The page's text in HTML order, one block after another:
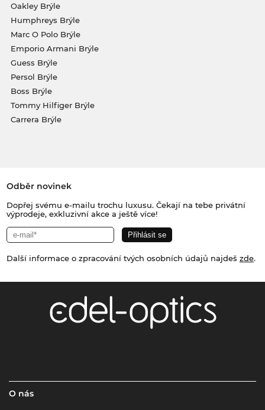
Oakley Brýle
Humphreys Brýle
Marc O Polo Brýle
Emporio Armani Brýle
Guess Brýle
Persol Brýle
Boss Brýle
Tommy Hilfiger Brýle
Carrera Brýle
Odběr novinek
Dopřej svému e-mailu trochu luxusu. Čekají na tebe privátní
výprodeje, exkluzivní akce a ještě více!
Další informace o zpracování tvých osobních údajů najdeš zde.
O nás